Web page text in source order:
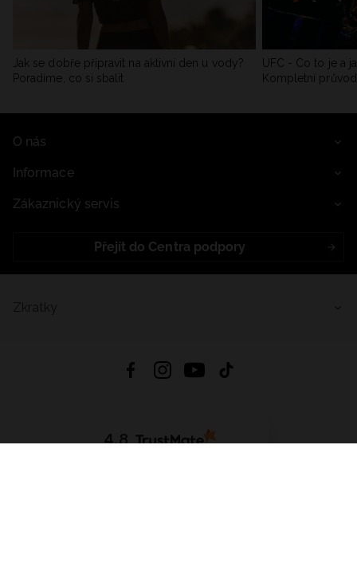
Jak se dobře připravit na aktivní den u vody?
Poradíme, co si sbalit
UFC - Co to je a
Kompletní
O nás
Informace
Zákaznický servis
Přejít do Centra podpory
4.8